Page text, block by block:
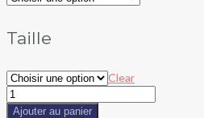
Taille
Clear
Ajouter au panier